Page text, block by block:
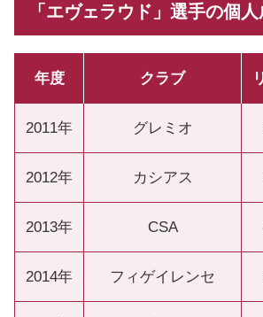
「エヴェラウド」選手の個
年度 クラブ
2011年 グレミオ
2012年 カシアス
2013年 CSA
2014年 フィゲイレンセ